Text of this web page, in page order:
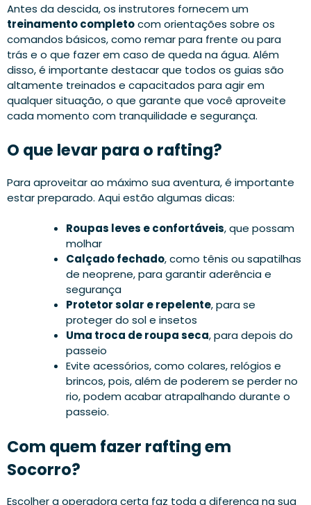
Antes da descida, os instrutores fornecem um
treinamento completocom orientações sobre os
comandos básicos, como remar para frente ou para
trás e o que fazer em caso de queda na água. Além
disso, é importante destacar que todos os guias são
altamente treinados e capacitados para agir em
qualquer situação, o que garante que você aproveite
cada momento com tranquilidade e segurança.
O que levar para o rafting?
Para aproveitar ao máximo sua aventura, é importante
estar preparado. Aqui estão algumas dicas:
Roupas leves e confortáveis, que possam
molhar
Calçado fechado, como tênis ou sapatilhas
de neoprene, para garantir aderência e
segurança
Protetor solar e repelente, para se
proteger do sol e insetos
Uma troca de roupa seca, para depois do
passeio
Evite acessórios, como colares, relógios e
brincos, pois, além de poderem se perder no
rio, podem acabar atrapalhando durante o
passeio.
Com quem fazer rafting em
Socorro?
Escolher a operadora certa faz toda a diferença na sua